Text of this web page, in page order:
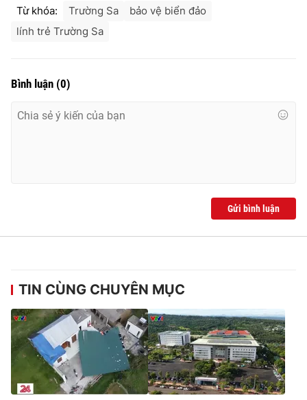
THỜI BÁO VTV
Phó Tổng Biên tập:Nguyễn Thị Mỹ Hạnh, Phạm Quốc Thắng,
Ðiện thoại Thời báo VTV:024.66 897 897
Email:toasoan@vtv.vn
Liên hệ quảng cáo:024-7300.7108
Từ khóa: Trường Sa
bảo vệ biển đảo
lính trẻ Trường Sa
Bình luận (0)
Gửi bình luận
TIN CÙNG CHUYÊN MỤC